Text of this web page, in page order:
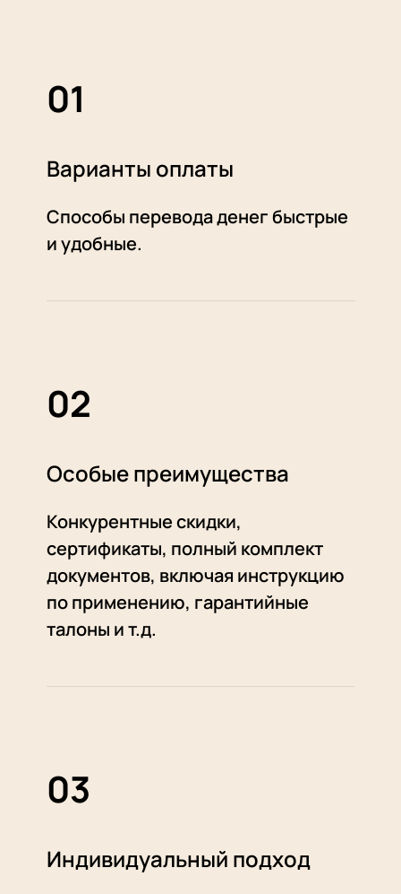
02
Особые преимущества
Конкурентные скидки,
сертификаты, полный комплект
документов, включая инструкцию
по применению, гарантийные
талоны и т.д.
03
Индивидуальный подход
01
Варианты оплаты
Способы перевода денег быстрые
и удобные.